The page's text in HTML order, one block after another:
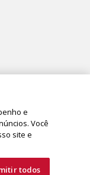
® 2020 - CNPJ
Sede:
04183-090 - São
e
Você
site e
todos